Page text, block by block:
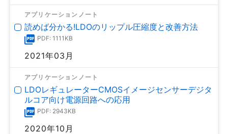
アプリケーションノート
読めば分かる!LDOのリップル圧縮度と改善方法
PDF: 1111KB
2021年03月
アプリケーションノート
LDOレギュレーターCMOSイメージセンサーデジタ
ルコア向け電源回路への応用
PDF: 2943KB
2020年10月